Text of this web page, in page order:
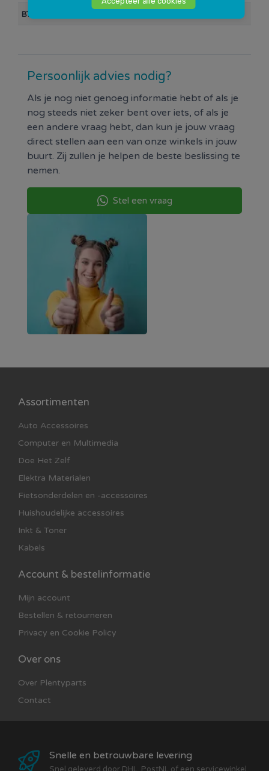
BTW
Persoonlijk advies nodig?
Als je nog niet genoeg informatie hebt of als je
nog steeds niet zeker bent over iets, of als je
een andere vraag hebt, dan kun je jouw vraag
direct stellen aan een van onze winkels in jouw
buurt. Zij zullen je helpen de beste beslissing te
nemen.
Stel een vraag
Assortimenten
Auto Accessoires
Computer en Multimedia
Doe Het Zelf
Elektra Materialen
Fietsonderdelen en -accessoires
Huishoudelijke accessoires
Inkt & Toner
Kabels
Account & bestelinformatie
Mijn account
Bestellen & retourneren
Privacy en Cookie Policy
Over ons
Over Plentyparts
Contact
Snelle en betrouwbare levering